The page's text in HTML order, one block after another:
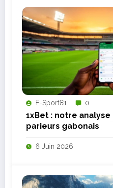
E-Sport81 0
1xBet : notre
parieurs gabonais
6 Juin 2026